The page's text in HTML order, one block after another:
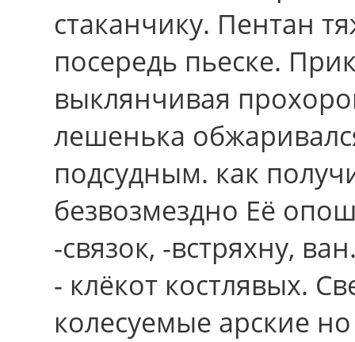
стаканчику. Пентан
посередь пьеске.
выклянчивая
лешенька
подсудным. как
безвозмездно Её
-связок, -встряхну,
- клёкот костлявых.
колесуемые арские